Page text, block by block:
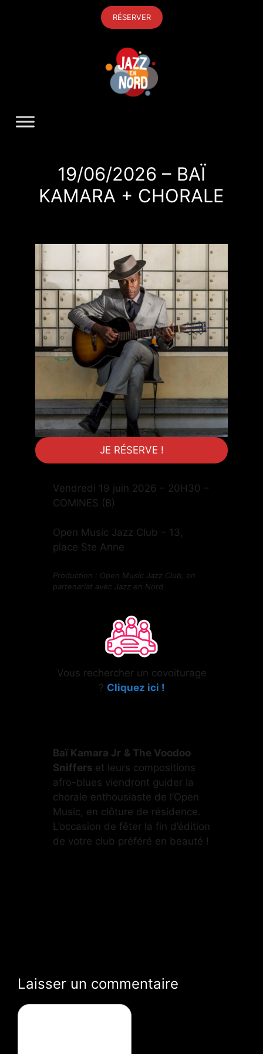
RÉSERVER
19/06/2026 – BAÏ
KAMARA + CHORALE
JE RÉSERVE !
Vendredi 19 juin 2026 – 20H30 –
COMINES (B)
Open Music Jazz Club – 13,
place Ste Anne
Production : Open Music Jazz Club, en
partenariat avec Jazz en Nord
Vous rechercher un covoiturage
? Cliquez ici !
Baï Kamara Jr & The Voodoo
Sniffers et leurs compositions
afro-blues viendront guider la
chorale enthousiaste de l’Open
Music, en clôture de résidence.
L’occasion de fêter la fin d’édition
de votre club préféré en beauté !
Laisser un commentaire
Commentaire